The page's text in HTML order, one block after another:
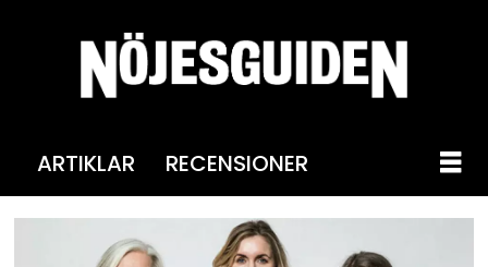
ARTIKLAR RECENSIONER